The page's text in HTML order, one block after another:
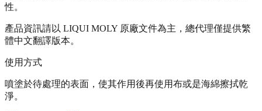
性。
產品資訊請以 LIQUI MOLY 原廠文件為主，總代理僅提供繁
體中文翻譯版本。
使用方式
噴塗於待處理的表面，使其作用後再使用布或是海綿擦拭乾
淨。